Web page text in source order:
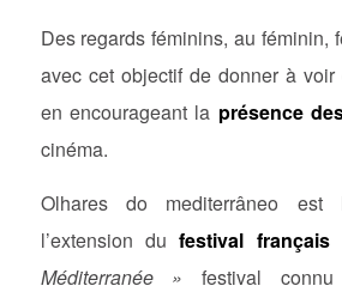
Des regards féminins, au
avec cet objectif de donner à voir
en encourageant la présence
cinéma.
Olhares do mediterrâneo est
l’extension dufestival français
Méditerranée »festival